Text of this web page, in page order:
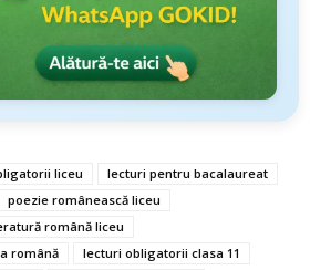
liceu
lecturi pentru bacalaureat
poezie românească liceu
română liceu
română
lecturi obligatorii clasa 11